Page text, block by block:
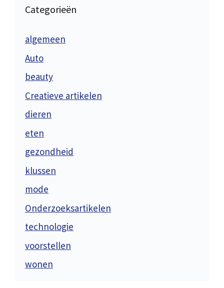
Categorieën
algemeen
Auto
beauty
Creatieve artikelen
dieren
eten
gezondheid
klussen
mode
Onderzoeksartikelen
technologie
voorstellen
wonen